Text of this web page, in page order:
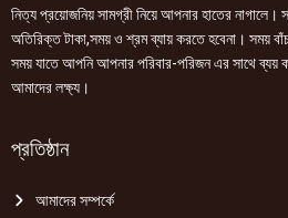
নিত্য প্রয়োজনিয় সামগ্রী নিয়ে আপনার হাতের
অতিরিক্ত টাকা,সময় ও শ্রম ব্যায় করতে হবেনা। সময়
সময় যাতে আপনি আপনার পরিবার-পরিজন এর সাথে ব্যয়
আমাদের লক্ষ্য।
প্রতিষ্ঠান
আমাদের সম্পর্কে